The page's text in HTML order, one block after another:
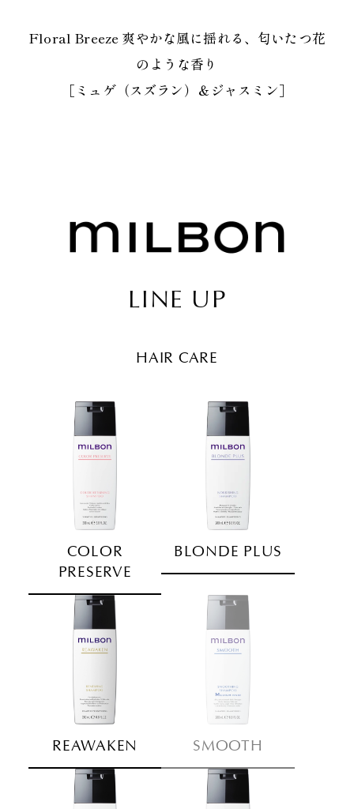
Floral Breeze 爽やかな風に揺れる、匂いたつ花
のような香り
［ミュゲ（スズラン）＆ジャスミン］
LINE UP
HAIR CARE
COLOR
PRESERVE
BLONDE PLUS
REAWAKEN SMOOTH